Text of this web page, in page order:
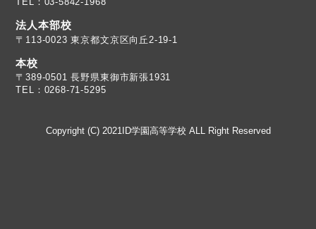
法人本部校
〒113-0023 東京都文京区向丘2-19-1
本校
TEL：0268-71-5295
Copyright (C) 2021ID学園高等学校 ALL Right Reserved